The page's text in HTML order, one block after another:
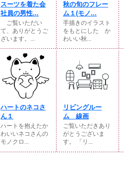
スーツを着た会
社員の男性...
ご覧いただい
て、ありがとうご
ざいます。...
秋の旬のフレー
ム１(モノ...
手描きのイラスト
をもとにした か
わいい秋...
ハートのネコさ
ん１
ハートを抱えたか
わいいネコさんの
モノクロ...
リビングルー
ム 線画
ご覧いただきあり
がとうございま
す。 「リ...